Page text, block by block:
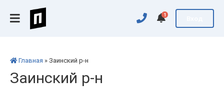
1
Главная » Заинский р-н
Заинский р-н